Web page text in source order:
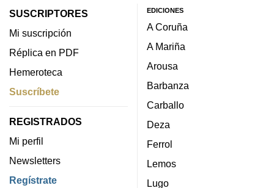
SUSCRIPTORES
Mi suscripción
Réplica en PDF
Hemeroteca
Suscríbete
REGISTRADOS
Mi perfil
Newsletters
Regístrate
EDICIONES
A Coruña
A Mariña
Arousa
Barbanza
Carballo
Deza
Ferrol
Lemos
Lugo